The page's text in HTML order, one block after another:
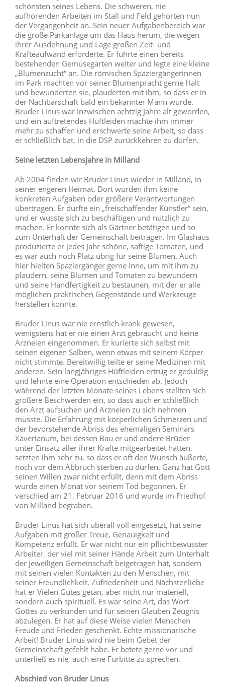
schönsten seines Lebens. Die schweren, nie
aufhörenden Arbeiten im Stall und Feld gehörten nun
der Vergangenheit an. Sein neuer Aufgabenbereich war
die große Parkanlage um das Haus herum, die wegen
ihrer Ausdehnung und Lage großen Zeit- und
Kräfteaufwand erforderte. Er führte einen bereits
bestehenden Gemüsegarten weiter und legte eine kleine
„Blumenzucht“ an. Die römischen Spaziergängerinnen
im Park machten vor seiner Blumenpracht gerne Halt
und bewunderten sie, plauderten mit ihm, so dass er in
der Nachbarschaft bald ein bekannter Mann wurde.
Bruder Linus war inzwischen achtzig Jahre alt geworden,
und ein auftretendes Hüftleiden machte ihm immer
mehr zu schaffen und erschwerte seine Arbeit, so dass
er schließlich bat, in die DSP zurückkehren zu dürfen.
Seine letzten Lebensjahre in Milland
Ab 2004 finden wir Bruder Linus wieder in Milland, in
seiner engeren Heimat. Dort wurden ihm keine
konkreten Aufgaben oder größere Verantwortungen
übertragen. Er durfte ein „freischaffender Künstler“ sein,
und er wusste sich zu beschäftigen und nützlich zu
machen. Er konnte sich als Gärtner betätigen und so
zum Unterhalt der Gemeinschaft beitragen. Im Glashaus
produzierte er jedes Jahr schöne, saftige Tomaten, und
es war auch noch Platz übrig für seine Blumen. Auch
hier hielten Spaziergänger gerne inne, um mit ihm zu
plaudern, seine Blumen und Tomaten zu bewundern
und seine Handfertigkeit zu bestaunen, mit der er alle
möglichen praktischen Gegenstände und Werkzeuge
herstellen konnte.
Bruder Linus war nie ernstlich krank gewesen,
wenigstens hat er nie einen Arzt gebraucht und keine
Arzneien eingenommen. Er kurierte sich selbst mit
seinen eigenen Salben, wenn etwas mit seinem Körper
nicht stimmte. Bereitwillig teilte er seine Medizinen mit
anderen. Sein langjähriges Hüftleiden ertrug er geduldig
und lehnte eine Operation entschieden ab. Jedoch
während der letzten Monate seines Lebens stellten sich
größere Beschwerden ein, so dass auch er schließlich
den Arzt aufsuchen und Arzneien zu sich nehmen
musste. Die Erfahrung mit körperlichen Schmerzen und
der bevorstehende Abriss des ehemaligen Seminars
Xaverianum, bei dessen Bau er und andere Brüder
unter Einsatz aller ihrer Kräfte mitgearbeitet hatten,
setzten ihm sehr zu, so dass er oft den Wunsch äußerte,
noch vor dem Abbruch sterben zu dürfen. Ganz hat Gott
seinen Willen zwar nicht erfüllt, denn mit dem Abriss
wurde einen Monat vor seinem Tod begonnen. Er
verschied am 21. Februar 2016 und wurde im Friedhof
von Milland begraben.
Bruder Linus hat sich überall voll eingesetzt, hat seine
Aufgaben mit großer Treue, Genauigkeit und
Kompetenz erfüllt. Er war nicht nur ein pflichtbewusster
Arbeiter, der viel mit seiner Hände Arbeit zum Unterhalt
der jeweiligen Gemeinschaft beigetragen hat, sondern
mit seinen vielen Kontakten zu den Menschen, mit
seiner Freundlichkeit, Zufriedenheit und Nächstenliebe
hat er Vielen Gutes getan, aber nicht nur materiell,
sondern auch spirituell. Es war seine Art, das Wort
Gottes zu verkünden und für seinen Glauben Zeugnis
abzulegen. Er hat auf diese Weise vielen Menschen
Freude und Frieden geschenkt. Echte missionarische
Arbeit! Bruder Linus wird nie beim Gebet der
Gemeinschaft gefehlt habe. Er betete gerne vor und
unterließ es nie, auch eine Fürbitte zu sprechen.
Abschied von Bruder Linus